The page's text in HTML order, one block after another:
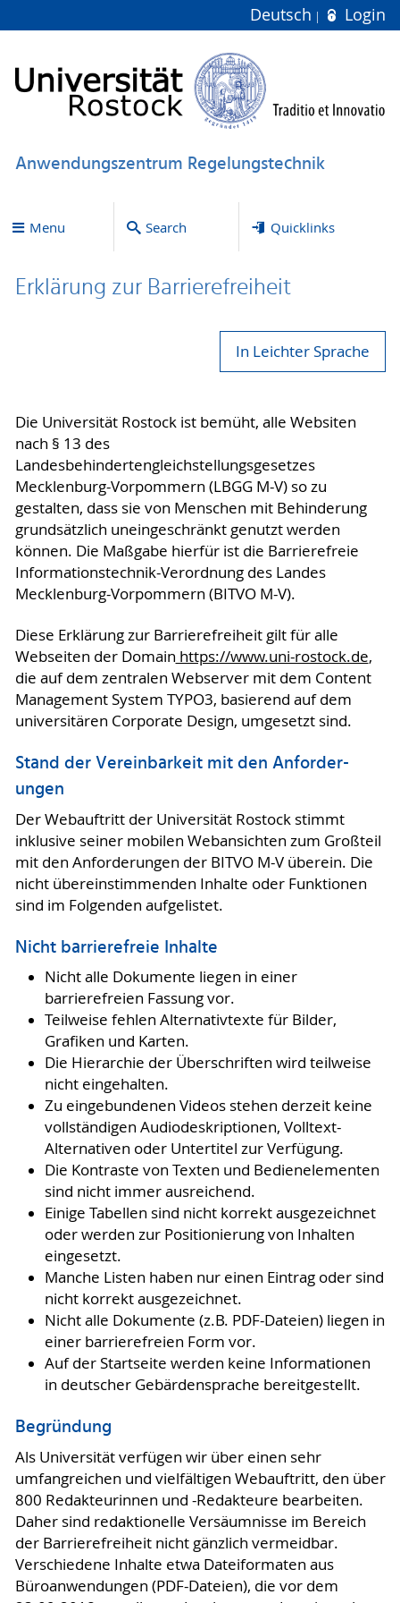
Deutsch Login
Anwendungszentrum Regelungstechnik
Menu Search Quicklinks
Erklärung zur Bar­ri­e­re­frei­heit
In Leichter Sprache
Die Universität Rostock ist bemüht, alle Websiten
nach § 13 des
Landesbehindertengleichstellungsgesetzes
Mecklenburg-Vorpommern (LBGG M-V) so zu
gestalten, dass sie von Menschen mit Behinderung
grundsätzlich uneingeschränkt genutzt werden
können. Die Maßgabe hierfür ist die Barrierefreie
Informationstechnik-Verordnung des Landes
Mecklenburg-Vorpommern (BITVO M-V).
Diese Erklärung zur Barrierefreiheit gilt für alle
Webseiten der Domain https://www.uni-rostock.de,
die auf dem zentralen Webserver mit dem Content
Management System TYPO3, basierend auf dem
universitären Corporate Design, umgesetzt sind.
Stand der Vereinbarkeit mit den An­for­der­
ungen
Der Webauftritt der Universität Rostock stimmt
inklusive seiner mobilen Webansichten zum Großteil
mit den Anforderungen der BITVO M-V überein. Die
nicht übereinstimmenden Inhalte oder Funktionen
sind im Folgenden aufgelistet.
Nicht barrierefreie Inhalte
Nicht alle Dokumente liegen in einer
barrierefreien Fassung vor.
Teilweise fehlen Alternativtexte für Bilder,
Grafiken und Karten.
Die Hierarchie der Überschriften wird teilweise
nicht eingehalten.
Zu eingebundenen Videos stehen derzeit keine
vollständigen Audiodeskriptionen, Volltext-
Alternativen oder Untertitel zur Verfügung.
Die Kontraste von Texten und Bedienelementen
sind nicht immer ausreichend.
Einige Tabellen sind nicht korrekt ausgezeichnet
oder werden zur Positionierung von Inhalten
eingesetzt.
Manche Listen haben nur einen Eintrag oder sind
nicht korrekt ausgezeichnet.
Nicht alle Dokumente (z.B. PDF-Dateien) liegen in
einer barrierefreien Form vor.
Auf der Startseite werden keine Informationen
in deutscher Gebärdensprache bereitgestellt.
Begründung
Als Universität verfügen wir über einen sehr
umfangreichen und vielfältigen Webauftritt, den über
800 Redakteurinnen und -Redakteure bearbeiten.
Daher sind redaktionelle Versäumnisse im Bereich
der Barrierefreiheit nicht gänzlich vermeidbar.
Verschiedene Inhalte etwa Dateiformaten aus
Büroanwendungen (PDF-Dateien), die vor dem